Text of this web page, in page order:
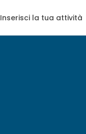
Inserisci la tua attività